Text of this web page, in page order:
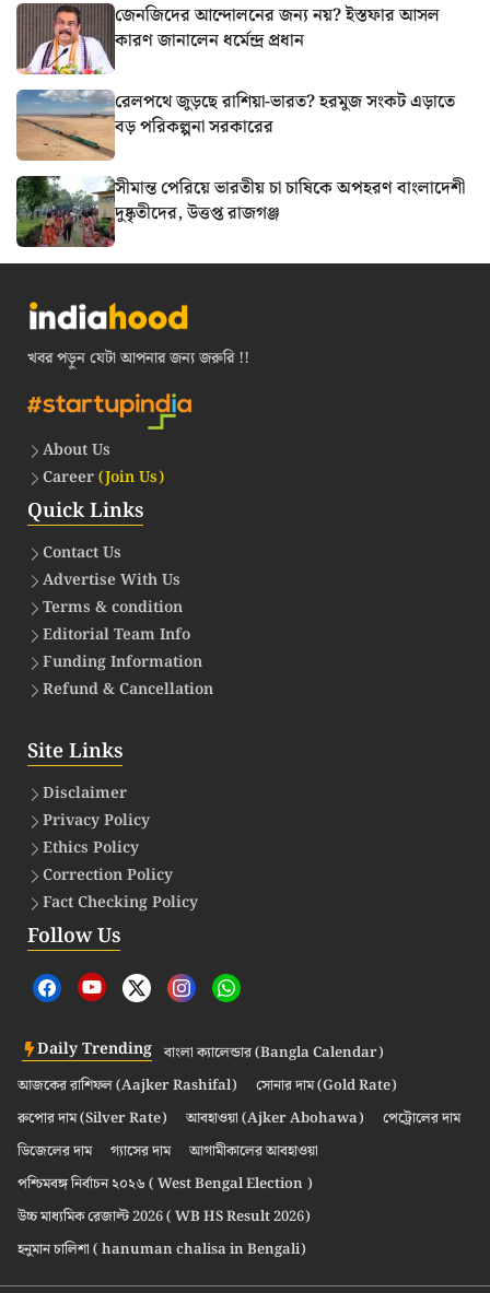
জেনজিদের আন্দোলনের জন্য নয়? ইস্তফার আসল
কারণ জানালেন ধর্মেন্দ্র প্রধান
রেলপথে জুড়ছে রাশিয়া-ভারত? হরমুজ সংকট এড়াতে
বড় পরিকল্পনা সরকারের
সীমান্ত পেরিয়ে ভারতীয় চা চাষিকে অপহরণ বাংলাদেশী
দুষ্কৃতীদের, উত্তপ্ত রাজগঞ্জ
খবর পড়ুন যেটা আপনার জন্য জরুরি !!
About Us
Career(Join Us)
Quick Links
Contact Us
Advertise With Us
Terms & condition
Editorial Team Info
Funding Information
Refund & Cancellation
Site Links
Disclaimer
Privacy Policy
Ethics Policy
Correction Policy
Fact Checking Policy
Follow Us
Daily Trending বাংলা ক্যালেন্ডার (Bangla Calendar)
আজকের রাশিফল (Aajker Rashifal)
সোনার দাম (Gold Rate)
রুপোর দাম (Silver Rate)
আবহাওয়া (Ajker Abohawa)
পেট্রোলের দাম
ডিজেলের দাম
গ্যাসের দাম
আগামীকালের আবহাওয়া
পশ্চিমবঙ্গ নির্বাচন ২০২৬ ( West Bengal Election )
উচ্চ মাধ্যমিক রেজাল্ট 2026 ( WB HS Result 2026)
হনুমান চালিশা ( hanuman chalisa in Bengali)